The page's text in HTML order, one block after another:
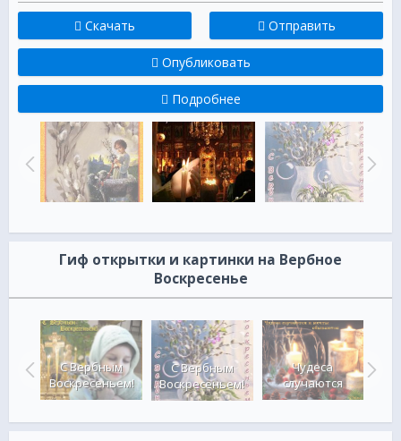
Скачать Отправить
Опубликовать
Подробнее
Гиф открытки и картинки на Вербное
Воскресенье
С Вербным
Воскресеньем!
С Вербным
Воскресеньем!
Чудеса
случаются